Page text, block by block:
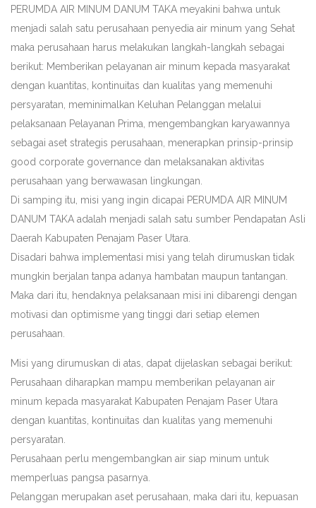
PERUMDA AIR MINUM DANUM TAKA meyakini bahwa untuk
menjadi salah satu perusahaan penyedia air minum yang Sehat
maka perusahaan harus melakukan langkah-langkah sebagai
berikut: Memberikan pelayanan air minum kepada masyarakat
dengan kuantitas, kontinuitas dan kualitas yang memenuhi
persyaratan, meminimalkan Keluhan Pelanggan melalui
pelaksanaan Pelayanan Prima, mengembangkan karyawannya
sebagai aset strategis perusahaan, menerapkan prinsip-prinsip
good corporate governance dan melaksanakan aktivitas
perusahaan yang berwawasan lingkungan.
Di samping itu, misi yang ingin dicapai PERUMDA AIR MINUM
DANUM TAKA adalah menjadi salah satu sumber Pendapatan Asli
Daerah Kabupaten Penajam Paser Utara.
Disadari bahwa implementasi misi yang telah dirumuskan tidak
mungkin berjalan tanpa adanya hambatan maupun tantangan.
Maka dari itu, hendaknya pelaksanaan misi ini dibarengi dengan
motivasi dan optimisme yang tinggi dari setiap elemen
perusahaan.
Misi yang dirumuskan di atas, dapat dijelaskan sebagai berikut:
Perusahaan diharapkan mampu memberikan pelayanan air
minum kepada masyarakat Kabupaten Penajam Paser Utara
dengan kuantitas, kontinuitas dan kualitas yang memenuhi
persyaratan.
Perusahaan perlu mengembangkan air siap minum untuk
memperluas pangsa pasarnya.
Pelanggan merupakan aset perusahaan, maka dari itu, kepuasan